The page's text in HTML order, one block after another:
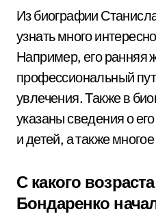
Из биографии
узнать много
Например, его ранняя
профессиональный
увлечения. Также в
указаны сведения о
и детей, а также
С какого
Бондаренко